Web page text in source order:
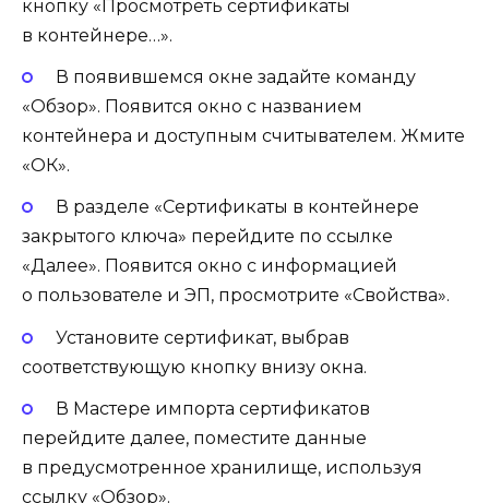
кнопку «Просмотреть сертификаты
в контейнере…».
В появившемся окне задайте команду
«Обзор». Появится окно с названием
контейнера и доступным считывателем. Жмите
«ОК».
В разделе «Сертификаты в контейнере
закрытого ключа» перейдите по ссылке
«Далее». Появится окно с информацией
о пользователе и ЭП, просмотрите «Свойства».
Установите сертификат, выбрав
соответствующую кнопку внизу окна.
В Мастере импорта сертификатов
перейдите далее, поместите данные
в предусмотренное хранилище, используя
ссылку «Обзор».